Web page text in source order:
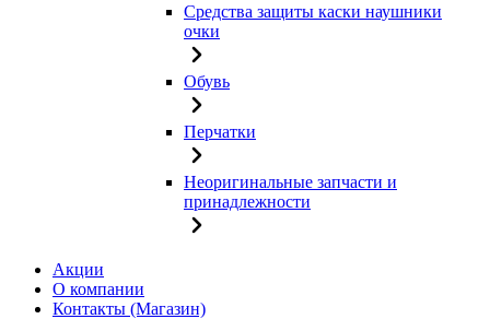
Средства защиты каски наушники
очки
Обувь
Перчатки
Неоригинальные запчасти и
принадлежности
Акции
О компании
Контакты (Магазин)